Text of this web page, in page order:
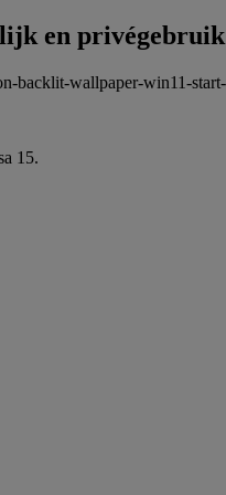
en privégebruik
15.